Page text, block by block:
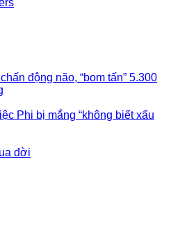
động não, “bom tấn” 5.300
Phi bị mắng “không biết xấu
đời